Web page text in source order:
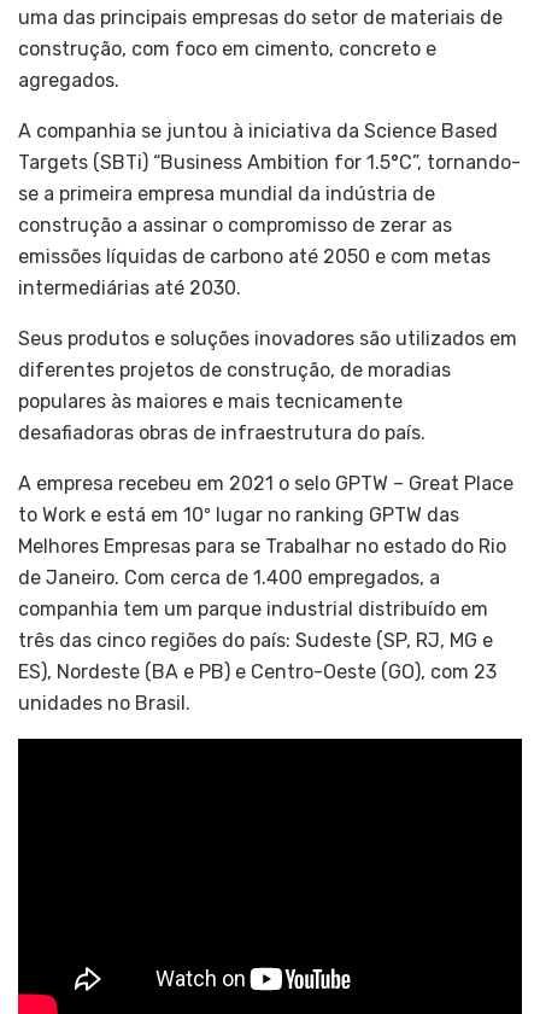
uma das principais empresas do setor de materiais de
construção, com foco em cimento, concreto e
agregados.
A companhia se juntou à iniciativa da Science Based
Targets (SBTi) “Business Ambition for 1.5°C”, tornando-
se a primeira empresa mundial da indústria de
construção a assinar o compromisso de zerar as
emissões líquidas de carbono até 2050 e com metas
intermediárias até 2030.
Seus produtos e soluções inovadores são utilizados em
diferentes projetos de construção, de moradias
populares às maiores e mais tecnicamente
desafiadoras obras de infraestrutura do país.
A empresa recebeu em 2021 o selo GPTW – Great Place
to Work e está em 10º lugar no ranking GPTW das
Melhores Empresas para se Trabalhar no estado do Rio
de Janeiro. Com cerca de 1.400 empregados, a
companhia tem um parque industrial distribuído em
três das cinco regiões do país: Sudeste (SP, RJ, MG e
ES), Nordeste (BA e PB) e Centro-Oeste (GO), com 23
unidades no Brasil.